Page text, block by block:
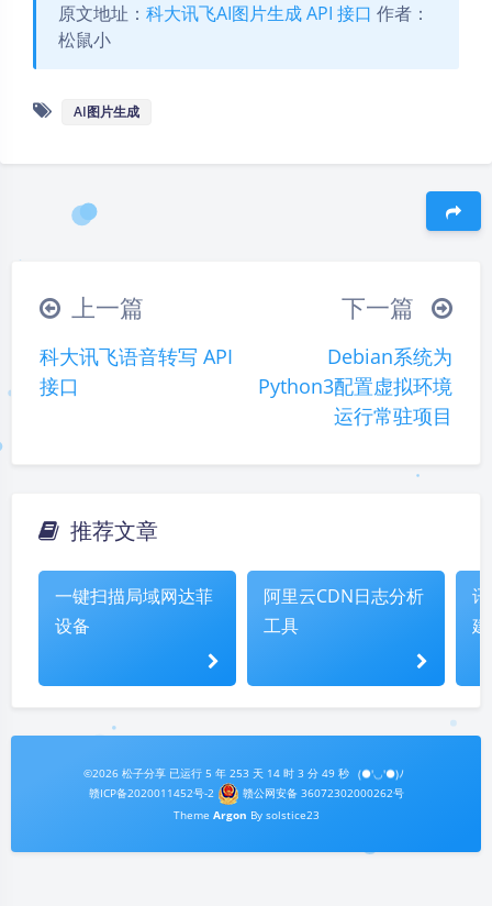
夜间模式
原文地址： 科大讯飞AI图片生成 API 接口 作者：
松鼠小
AI图片生成
上一篇
科大讯飞语音转写 API
接口
下一篇
Debian系统为
Python3配置虚拟环境
运行常驻项目
推荐文章
一键扫描局域网达菲
设备
阿里云CDN日志分析
工具
©2026 松子分享已运行 5 年 253 天 14 时 3 分 50 秒 (●'◡'●)ﾉ
赣ICP备2020011452号-2
赣公网安备 36072302000262号
Theme Argon By solstice23